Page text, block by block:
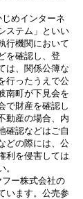
じめインターネ
ステム」といい
行機関において
を確認し、登
は、関係公簿な
行ったうえで公
南町が下見会を
で財産を確認し
動産の場合、内
確認などはご自
どの際には、公
利を侵害しては
フー株式会社の
います。公売参